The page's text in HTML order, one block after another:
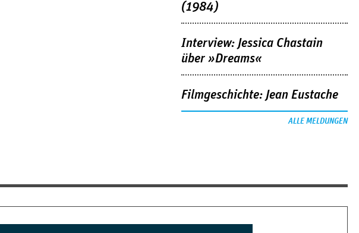
(1984)
Interview: Jessica Chastain
über »Dreams«
Filmgeschichte: Jean Eustache
ALLE MELDUNGEN